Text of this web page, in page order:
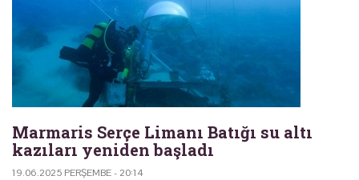
Marmaris Serçe Limanı Batığı su altı
kazıları yeniden başladı
19.06.2025 PERŞEMBE - 20:14